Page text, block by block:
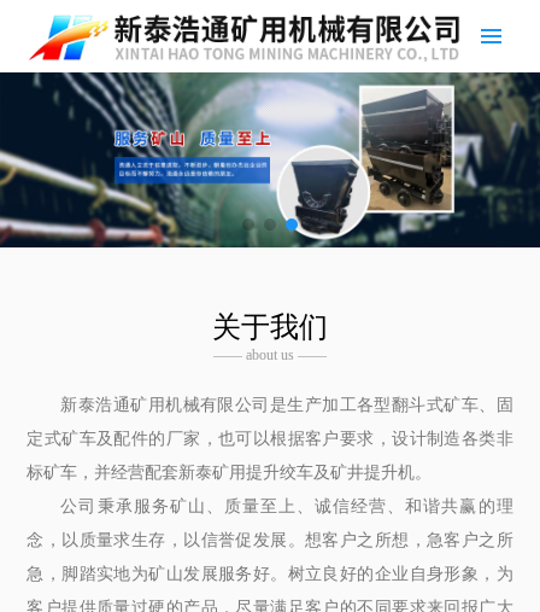
关于我们
—— about us ——
新泰浩通矿用机械有限公司是生产加工各型翻斗式矿车、固
定式矿车及配件的厂家，也可以根据客户要求，设计制造各类非
标矿车，并经营配套新泰矿用提升绞车及矿井提升机。
公司秉承服务矿山、质量至上、诚信经营、和谐共赢的理
念，以质量求生存，以信誉促发展。想客户之所想，急客户之所
急，脚踏实地为矿山发展服务好。树立良好的企业自身形象，为
客户提供质量过硬的产品，尽量满足客户的不同要求来回报广大